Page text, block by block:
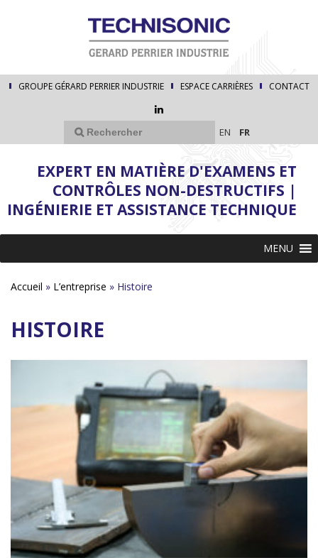
GROUPE GÉRARD PERRIER INDUSTRIE ESPACE CARRIÈRES CONTACT
EN FR
EXPERT EN MATIÈRE D'EXAMENS ET
CONTRÔLES NON-DESTRUCTIFS |
INGÉNIERIE ET ASSISTANCE TECHNIQUE
MENU
Accueil » L’entreprise » Histoire
HISTOIRE